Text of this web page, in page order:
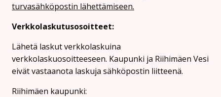
turvasähköpostin lähettämiseen.
Verkkolaskutusosoitteet:
Lähetä laskut verkkolaskuina
verkkolaskuosoitteeseen. Kaupunki ja Riihimäen Vesi
eivät vastaanota laskuja sähköpostin liitteenä.
Riihimäen kaupunki: